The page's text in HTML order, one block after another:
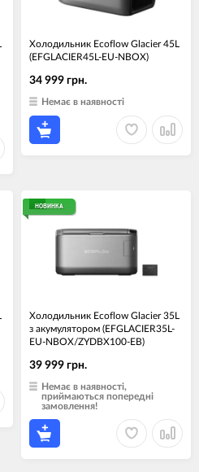
Холодильник Ecoflow Glacier 45L
(EFGLACIER45L-EU-NBOX)
34 999 грн.
Немає в наявності
НОВИНКА
Холодильник Ecoflow Glacier 35L
з акумулятором (EFGLACIER35L-
EU-NBOX/ZYDBX100-EB)
39 999 грн.
Немає в наявності,
приймаються попередні
замовлення!